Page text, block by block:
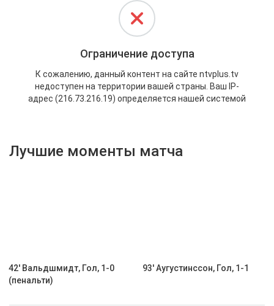
Лучшие моменты матча
42' Вальдшмидт, Гол, 1-0
(пенальти)
93' Аугустинссон, Гол, 1-1